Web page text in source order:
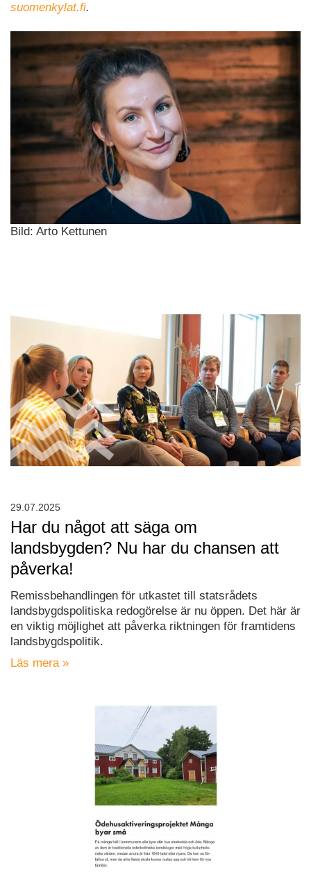
suomenkylat.fi.
Bild: Arto Kettunen
Har du något att säga om
landsbygden? Nu har du chansen att
påverka!
Remissbehandlingen för utkastet till statsrådets
landsbygdspolitiska redogörelse är nu öppen. Det här är
en viktig möjlighet att påverka riktningen för framtidens
landsbygdspolitik.
Läs mera »
29.07.2025